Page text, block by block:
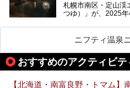
地体験し、カルルス
をはじめ、日帰り入
札幌市南区・定山渓
つゆ）」が、2025
この施設は、温泉・
LOUNGE DAYOF
スクラメーション
空間。
今回は、そんな「休
ニフティ温泉
おすすめのアクティビテ
【北海道・南富良野・トマム】